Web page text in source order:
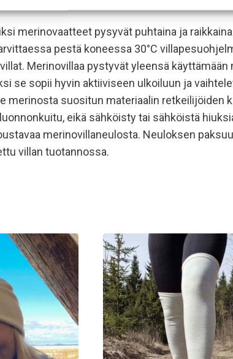
merinovaatteet pysyvät puhtaina ja
pestä koneessa 30°C
Merinovillaa pystyvät yleensä
se sopii hyvin aktiiviseen ulkoiluun ja
merinosta suositun materiaalin retkeilijöiden
eikä sähköisty tai sähköistä
merinovillaneulosta. Neuloksen
villan tuotannossa.